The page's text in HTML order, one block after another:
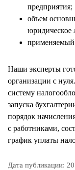
предприятия;
объем
юридическое
Наши эксперты
организации с
систему
запуска
порядок
с работниками,
график уплаты
Дата публикации: